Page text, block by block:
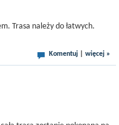
Trasa należy do łatwych.
Komentuj więcej »